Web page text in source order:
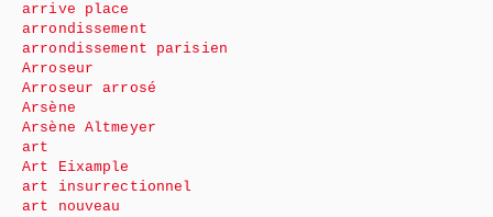
arrive place
arrondissement
arrondissement parisien
Arroseur
Arroseur arrosé
Arsène
Arsène Altmeyer
art
Art Eixample
art insurrectionnel
art nouveau